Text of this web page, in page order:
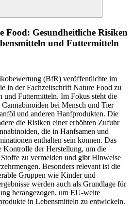
Food: Gesundheitliche Risiken
und Futtermitteln
(BfR) veröffentlichte im
in der Fachzeitschrift Nature Food zu
und Futtermitteln. Im Fokus steht die
bei Mensch und Tier
und anderen Hanfprodukten. Die
die Risiken einer erhöhten Zufuhr
die in Hanfsamen und
enthalten sein können. Das
Kontrolle der Herstellung, um die
zu vermeiden und gibt Hinweise
Besonders relevant ist die
Gruppen wie Kinder und
werden auch als Grundlage für
herangezogen, um EU-weite
in Lebensmitteln zu entwickeln.